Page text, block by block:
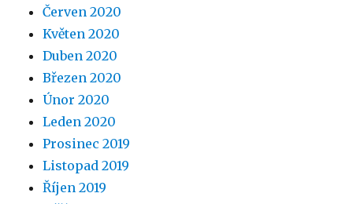
Červen 2020
Květen 2020
Duben 2020
Březen 2020
Únor 2020
Leden 2020
Prosinec 2019
Listopad 2019
Říjen 2019